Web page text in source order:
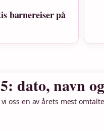
barnereiser på
dato, navn
oss en av årets mest